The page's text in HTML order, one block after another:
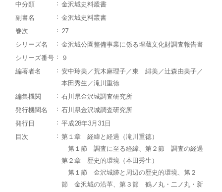
中分類
金沢城史料叢書
副書名
金沢城史料叢書
巻次
27
シリーズ名
金沢城公園整備事業に係る埋蔵文化財調査報告書
シリーズ番号
９
編著者名
安中玲美／荒木麻理子／東 緋美／辻森由美子／
本田秀生／滝川重徳
編集機関
石川県金沢城調査研究所
発行機関名
石川県金沢城調査研究所
発行日
平成28年3月31日
目次
第１章 経緯と経過（滝川重徳）
第１節 調査に至る経緯、第２節 調査の経過
第２章 歴史的環境（本田秀生）
第１節 金沢城跡と周辺の歴史的環境、第２
節 金沢城の沿革、第３節 鶴ノ丸・二ノ丸・新